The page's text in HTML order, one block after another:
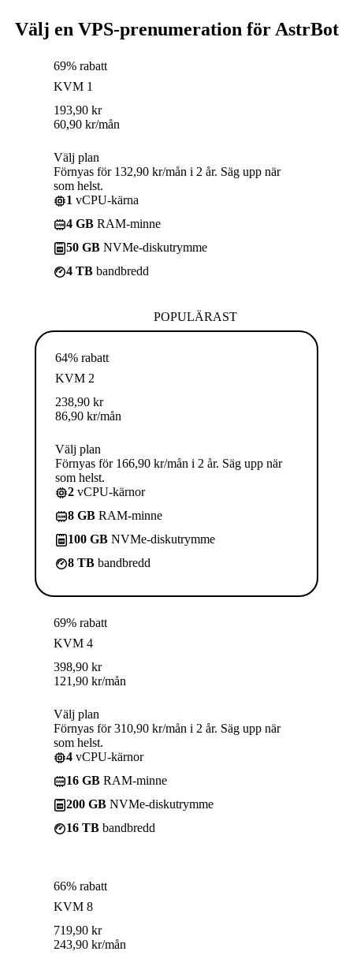
Välj en VPS-prenumeration för AstrBot
69% rabatt
KVM 1
193,90 kr
60,90 kr/mån
Välj plan
Förnyas för 132,90 kr/mån i 2 år. Säg upp när
som helst.
1 vCPU-kärna
4 GB RAM-minne
50 GB NVMe-diskutrymme
4 TB bandbredd
POPULÄRAST
64% rabatt
KVM 2
238,90 kr
86,90 kr/mån
Välj plan
Förnyas för 166,90 kr/mån i 2 år. Säg upp när
som helst.
2 vCPU-kärnor
8 GB RAM-minne
100 GB NVMe-diskutrymme
8 TB bandbredd
69% rabatt
KVM 4
398,90 kr
121,90 kr/mån
Välj plan
Förnyas för 310,90 kr/mån i 2 år. Säg upp när
som helst.
4 vCPU-kärnor
16 GB RAM-minne
200 GB NVMe-diskutrymme
16 TB bandbredd
66% rabatt
KVM 8
719,90 kr
243,90 kr/mån